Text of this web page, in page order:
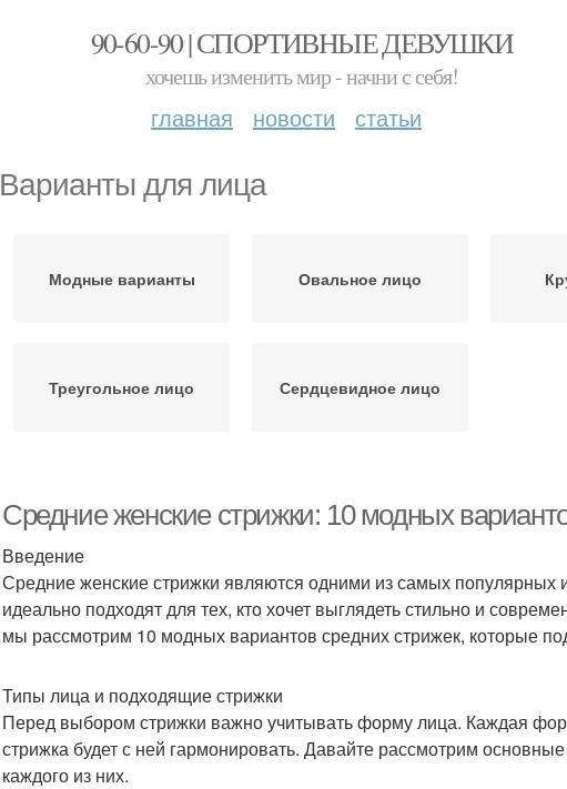
90-60-90 | СПОРТИВНЫЕ ДЕВУШКИ
хочешь изменить мир - начни с себя!
главная новости статьи
Варианты для лица
Модные варианты Овальное лицо
Треугольное лицо Сердцевидное лицо
Средние женские стрижки: 10 модных
Введение
Средние женские стрижки являются одними из самых
идеально подходят для тех, кто хочет выглядеть стильно и
мы рассмотрим 10 модных вариантов средних стрижек, которые
Типы лица и подходящие стрижки
Перед выбором стрижки важно учитывать форму лица. Каждая
стрижка будет с ней гармонировать. Давайте рассмотрим
каждого из них.